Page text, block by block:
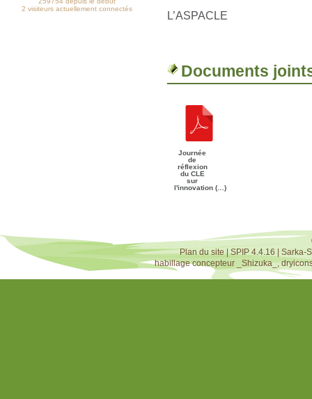
L’ASPACLE
Documents
Journée
de
réflexion
du CLE
sur
l'innovation (…)
2 visiteurs actuellement connectés
Plan du site|SPIP 4.4.16
Sarka-
habillage concepteur
_Shizuka_,